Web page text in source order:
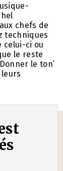
chefs de
techniques
celui-ci ou
le reste
le ton’